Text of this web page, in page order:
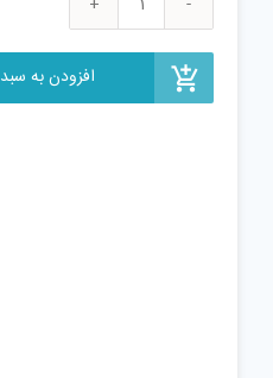
پودر
مدل
افزودن به سبد